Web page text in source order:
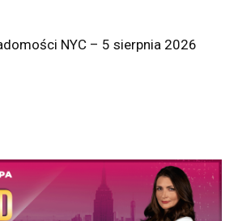
NYC – 5 sierpnia 2026